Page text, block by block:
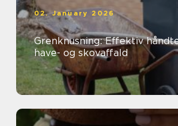
02. January 2026
Grenknusning: Effektiv
have- og skovaffald